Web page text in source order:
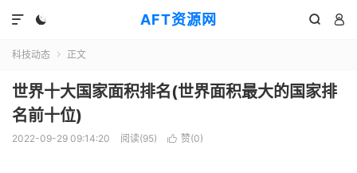
AFT资源网
  

科技动态  正文
世界十大国家面积排名(世界面积最大的国家排
名前十位)
2022-09-29 09:14:20 阅读(95)  赞(0)